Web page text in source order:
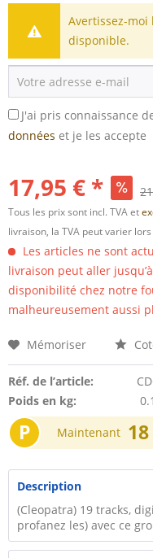
Avertissez-
disponible.
J'ai pris connaissance
données et je les accepte
17,95 € *
Tous les prix sont incl. TVA et
livraison, la TVA peut varier
Les articles ne sont
livraison peut aller
disponibilité chez notre
malheureusement aussi
Mémoriser
Réf. de l’article:
Poids en kg:
0.1
P Maintenant 18
Description
(Cleopatra) 19 tracks,
profanez les) avec ce